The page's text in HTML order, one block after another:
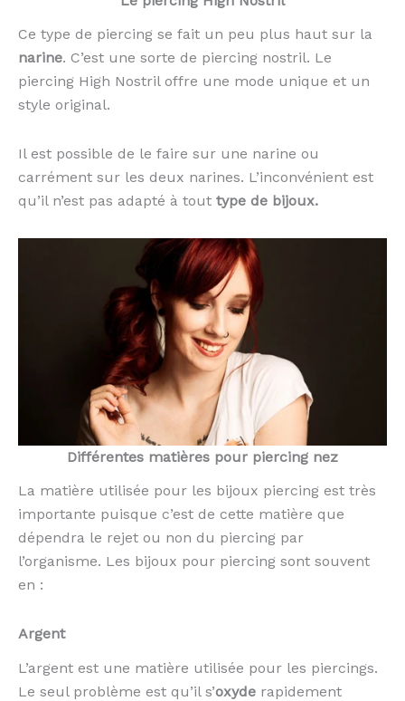
Ce type de piercing se fait un peu plus haut sur la
narine. C’est une sorte de piercing nostril. Le
piercing High Nostril offre une mode unique et un
style original.
Il est possible de le faire sur une narine ou
carrément sur les deux narines. L’inconvénient est
qu’il n’est pas adapté à tout type de bijoux.
Différentes matières pour piercing nez
La matière utilisée pour les bijoux piercing est très
importante puisque c’est de cette matière que
dépendra le rejet ou non du piercing par
l’organisme. Les bijoux pour piercing sont souvent
en :
Argent
L’argent est une matière utilisée pour les piercings.
Le seul problème est qu’il s’oxyde rapidement